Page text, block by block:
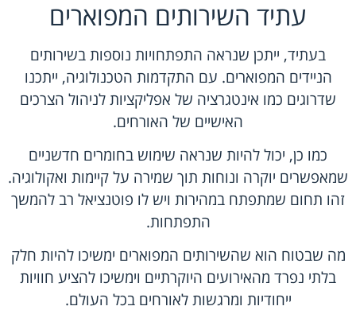
עתיד השירותים המפוארים
בעתיד, ייתכן שנראה התפתחויות נוספות בשירותים
הניידים המפוארים. עם התקדמות הטכנולוגיה, ייתכנו
שדרוגים כמו אינטגרציה של אפליקציות לניהול הצרכים
האישיים של האורחים.
כמו כן, יכול להיות שנראה שימוש בחומרים חדשניים
שמאפשרים יוקרה ונוחות תוך שמירה על קיימות ואקולוגיה.
זהו תחום שמתפתח במהירות ויש לו פוטנציאל רב להמשך
התפתחות.
מה שבטוח הוא שהשירותים המפוארים ימשיכו להיות חלק
בלתי נפרד מהאירועים היוקרתיים וימשיכו להציע חוויות
ייחודיות ומרגשות לאורחים בכל העולם.